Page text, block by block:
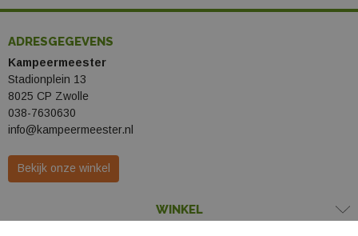
ADRESGEGEVENS
Kampeermeester
Stadionplein 13
8025 CP Zwolle
038-7630630
info@kampeermeester.nl
Bekijk onze winkel
WINKEL